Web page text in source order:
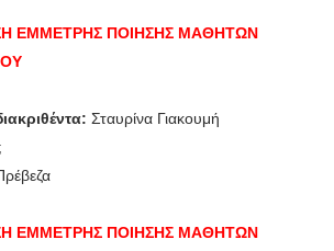
ΕΜΜΕΤΡΗΣ ΠΟΙΗΣΗΣ ΜΑΘΗΤΩΝ
Σταυρίνα Γιακουμή
ΕΜΜΕΤΡΗΣ ΠΟΙΗΣΗΣ ΜΑΘΗΤΩΝ